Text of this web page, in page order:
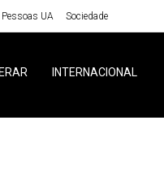
Pessoas UA Sociedade
INTERNACIONAL